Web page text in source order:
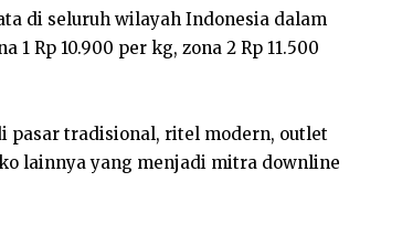
di seluruh wilayah Indonesia dalam
Rp 10.900 per kg, zona 2 Rp 11.500
pasar tradisional, ritel modern, outlet
lainnya yang menjadi mitra downline